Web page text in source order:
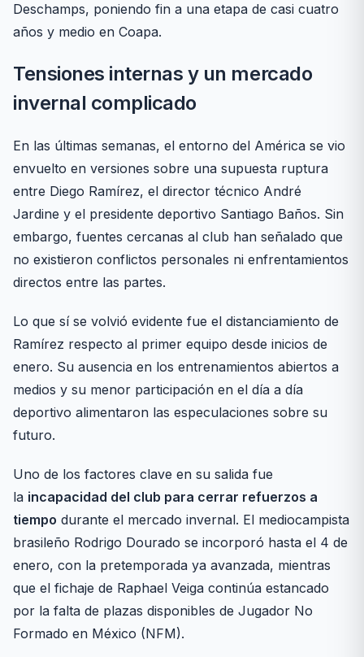
Deschamps, poniendo fin a una etapa de casi cuatro
años y medio en Coapa.
Tensiones internas y un mercado
invernal complicado
En las últimas semanas, el entorno del América se vio
envuelto en versiones sobre una supuesta ruptura
entre Diego Ramírez, el director técnico André
Jardine y el presidente deportivo Santiago Baños. Sin
embargo, fuentes cercanas al club han señalado que
no existieron conflictos personales ni enfrentamientos
directos entre las partes.
Lo que sí se volvió evidente fue el distanciamiento de
Ramírez respecto al primer equipo desde inicios de
enero. Su ausencia en los entrenamientos abiertos a
medios y su menor participación en el día a día
deportivo alimentaron las especulaciones sobre su
futuro.
Uno de los factores clave en su salida fue
la incapacidad del club para cerrar refuerzos a
tiempo durante el mercado invernal. El mediocampista
brasileño Rodrigo Dourado se incorporó hasta el 4 de
enero, con la pretemporada ya avanzada, mientras
que el fichaje de Raphael Veiga continúa estancado
por la falta de plazas disponibles de Jugador No
Formado en México (NFM).